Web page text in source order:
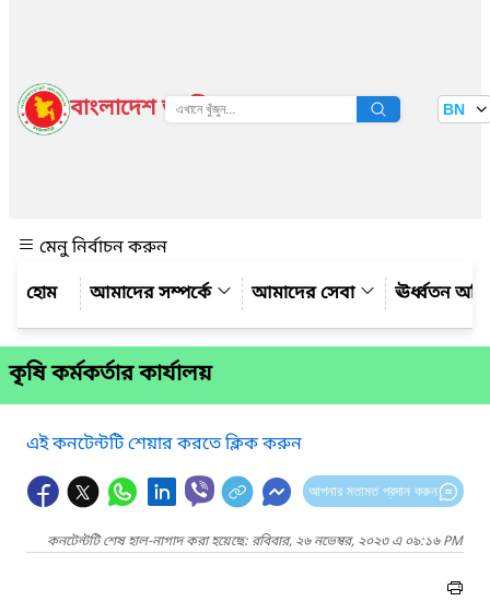
বাংলাদেশ জাতীয় তথ্য বাতায়ন BN
মেনু নির্বাচন করুন
আমাদের সম্পর্কে
আমাদের সেবা ঊর্ধ্বতন
কৃষি কর্মকর্তার কার্যালয়
এই কনটেন্টটি শেয়ার করতে ক্লিক করুন
আপনার মতামত প্রদান করুন
কনটেন্টটি শেষ হাল-নাগাদ করা হয়েছে: রবিবার, ২৬ নভেম্বর, ২০২৩ এ ০৯:১৬ PM